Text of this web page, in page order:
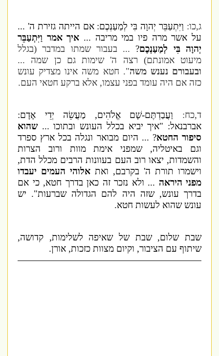
ג,כו:וַיִּתְעַבֵּר יְהוָה בִּי לְמַעַנְכֶם: אם הייתה גזירת ה' ...
על אשר מרה פיו במי מריבה ...איך אמר וַיִּתְעַבֵּר
יְהוָה בִּי לְמַעַנְכֶם?... בעבור שמתו במדבר (בגלל
מיעוט אמונתם) רצה ה' שימות גם כן שמה ...
ובעבורם נענש משה". חטא משה אינו מצדיק עונש
כזה אם היה עומד בפני עצמו, אלא ברקע חטאי העם.
ד,כח:
וַעֲבַדְתֶּם-שָׁם אֱלֹהִים, מַעֲשֵׂה יְדֵי אָדָם:
אברבנאל: "איך יביא בכלל העונש ובתוכו ...שהוא
סיפור החטא? ... היום מבואר ונגלה בכל ארץ ספרד
וגם באיטליה, שמפני אימת מוות ורוב הצרות
והשמדות, יצאו רוב העם בעוונות הרבים מכלל הדת,
וישמרו תורת ה' בקרבם, ואתאלוהי העמים יעבדו
מפני היראה... ולא נזכר זה כאן בדרך חטא, כי אם
בדרך עונש, שזה היה להם הגדולה שברעות". יש
עונש שהוא לעשות חטא.
שבת שלום, שבת של שאיפה לשלימות, קדושה,
שיתוף עם הציבור, וקיום מצוות כזכות, אורן.